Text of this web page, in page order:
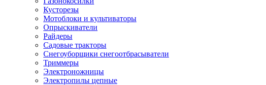
Кусторезы
Мотоблоки и культиваторы
Опрыскиватели
Райдеры
Садовые тракторы
Снегоуборщики снегоотбрасыватели
Триммеры
Электроножницы
Электропилы цепные